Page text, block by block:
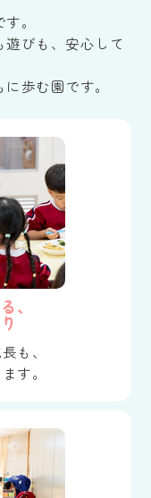
。
びも、安心して
歩む園です。
、
も、
す。